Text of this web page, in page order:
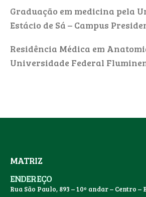
Graduação em medicina pela
Estácio de Sá – Campus
Residência Médica em
Universidade Federal
MATRIZ
ENDEREÇO
Rua São Paulo, 893 – 10º andar – Centro –